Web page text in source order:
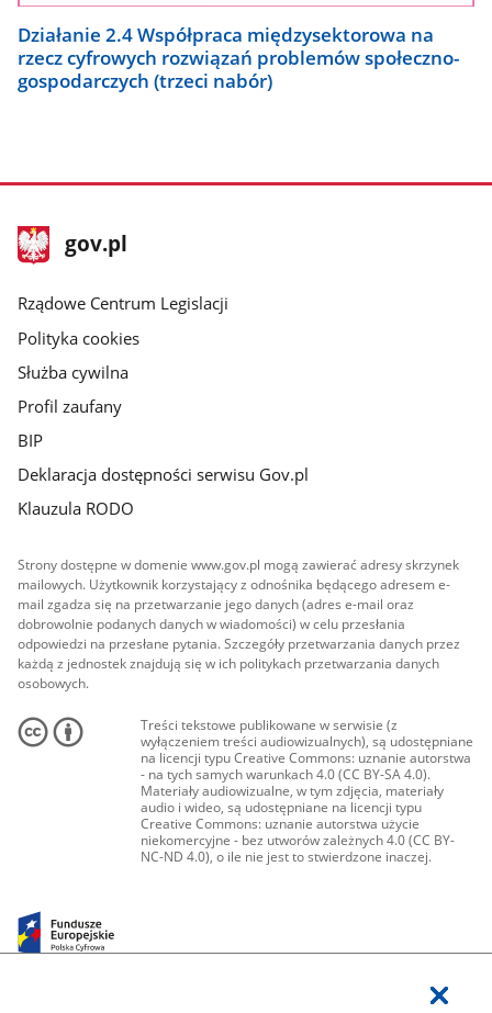
Działanie 2.4 Współpraca międzysektorowa na
rzecz cyfrowych rozwiązań problemów społeczno-
gospodarczych (trzeci nabór)
stopka
gov.plStrona
gov.pl
Rządowe Centrum Legislacji
Polityka cookies
Służba cywilna
Profil zaufany
BIP
Deklaracja dostępności serwisu Gov.pl
Klauzula RODO
Strony dostępne w domenie www.gov.pl mogą zawierać adresy skrzynek
mailowych. Użytkownik korzystający z odnośnika będącego adresem e-
mail zgadza się na przetwarzanie jego danych (adres e-mail oraz
dobrowolnie podanych danych w wiadomości) w celu przesłania
odpowiedzi na przesłane pytania. Szczegóły przetwarzania danych przez
każdą z jednostek znajdują się w ich politykach przetwarzania danych
osobowych.
Treści tekstowe publikowane w serwisie (z
wyłączeniem treści audiowizualnych), są udostępniane
na licencji typu Creative Commons: uznanie autorstwa
- na tych samych warunkach 4.0 (CC BY-SA 4.0).
Materiały audiowizualne, w tym zdjęcia, materiały
audio i wideo, są udostępniane na licencji typu
Creative Commons: uznanie autorstwa użycie
niekomercyjne - bez utworów zależnych 4.0 (CC BY-
NC-ND 4.0), o ile nie jest to stwierdzone inaczej.